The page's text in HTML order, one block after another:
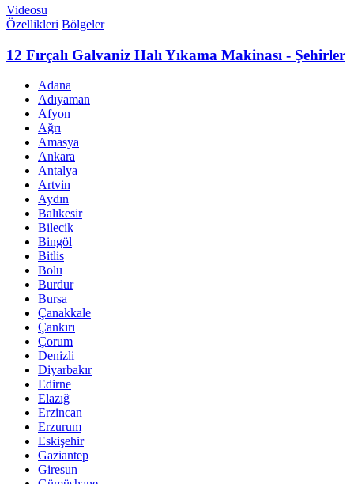
Videosu
Özellikleri Bölgeler
12 Fırçalı Galvaniz Halı Yıkama Makinası - Şehirler
Adana
Adıyaman
Afyon
Ağrı
Amasya
Ankara
Antalya
Artvin
Aydın
Balıkesir
Bilecik
Bingöl
Bitlis
Bolu
Burdur
Bursa
Çanakkale
Çankırı
Çorum
Denizli
Diyarbakır
Edirne
Elazığ
Erzincan
Erzurum
Eskişehir
Gaziantep
Giresun